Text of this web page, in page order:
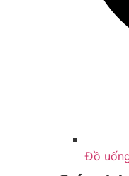
Đồ